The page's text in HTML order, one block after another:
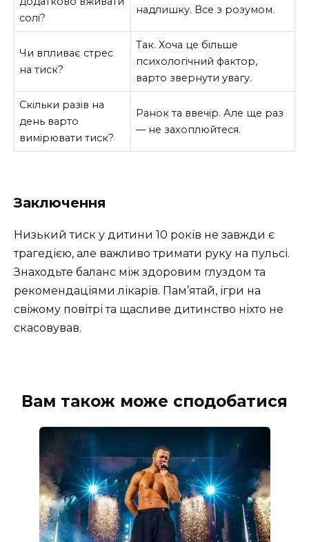
солі?
надлишку. Все з розумом.
Чи впливає стрес
на тиск?
Так. Хоча це більше
психологічний фактор,
варто звернути увагу.
Скільки разів на
день варто
вимірювати тиск?
Ранок та ввечір. Але ще раз
— не захоплюйтеся.
Заключення
Низький тиск у дитини 10 років не завжди є
трагедією, але важливо тримати руку на пульсі.
Знаходьте баланс між здоровим глуздом та
рекомендаціями лікарів. Пам’ятай, ігри на
свіжому повітрі та щасливе дитинство ніхто не
скасовував.
Вам також може сподобатися